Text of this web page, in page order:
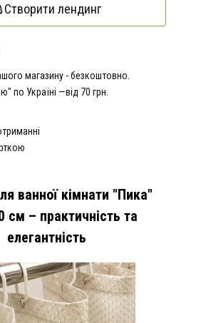
Створити лендинг
магазину - безкоштовно.
по Україні —від 70 грн.
ванної кімнати "Пика"
см – практичність та
елегантність